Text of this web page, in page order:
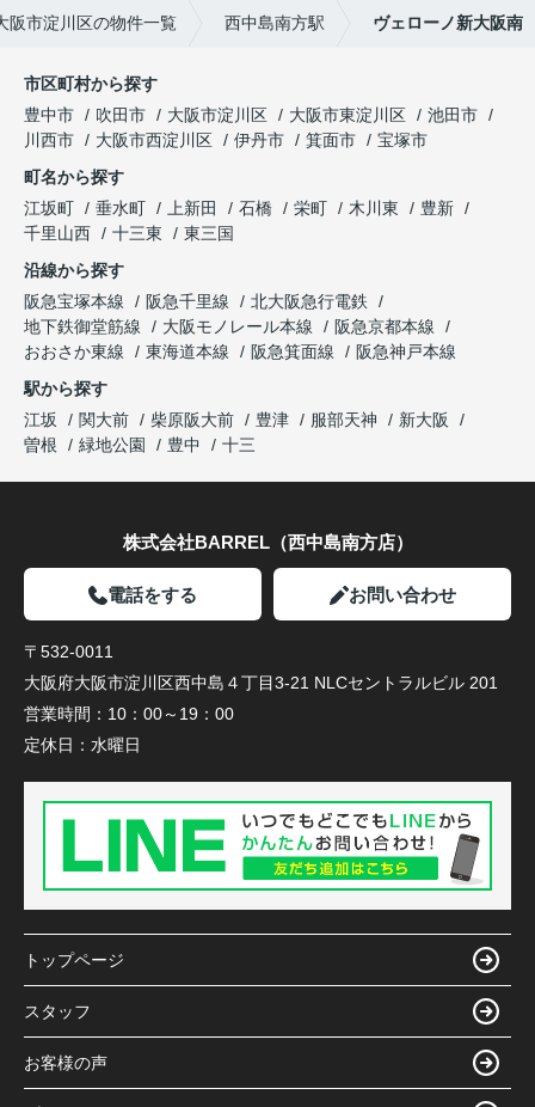
阪市淀川区の物件一覧 西中島南方駅 ヴェローノ新大阪南
市区町村から探す
豊中市
吹田市 大阪市淀川区 大阪市東淀川区
池田市
川西市
大阪市西淀川区 伊丹市 箕面市
宝塚市
町名から探す
江坂町
垂水町 上新田 石橋 栄町 木川東
豊新
千里山西
十三東
東三国
沿線から探す
阪急宝塚本線
阪急千里線
北大阪急行電鉄
地下鉄御堂筋線
大阪モノレール本線
阪急京都本線
おおさか東線
東海道本線 阪急箕面線
阪急神戸本線
駅から探す
江坂
関大前 柴原阪大前 豊津 服部天神
新大阪
曽根
緑地公園 豊中 十三
株式会社BARREL（西中島南方店）
電話をする お問い合わせ
〒532-0011
大阪府大阪市淀川区西中島４丁目3-21 NLCセントラルビル 201
営業時間： 10：00～19：00
定休日： 水曜日
トップページ
スタッフ
お客様の声